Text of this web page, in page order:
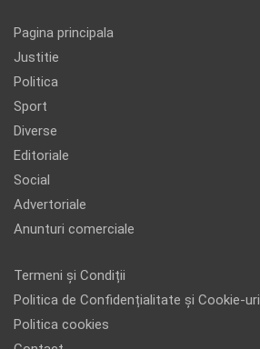
Pagina principala
Justitie
Politica
Sport
Diverse
Editoriale
Social
Advertoriale
Anunturi comerciale
Termeni și Condiții
Politica de Confidențialitate și Cookie-uri
Politica cookies